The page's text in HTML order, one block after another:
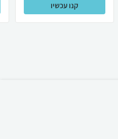
קנו עכשיו